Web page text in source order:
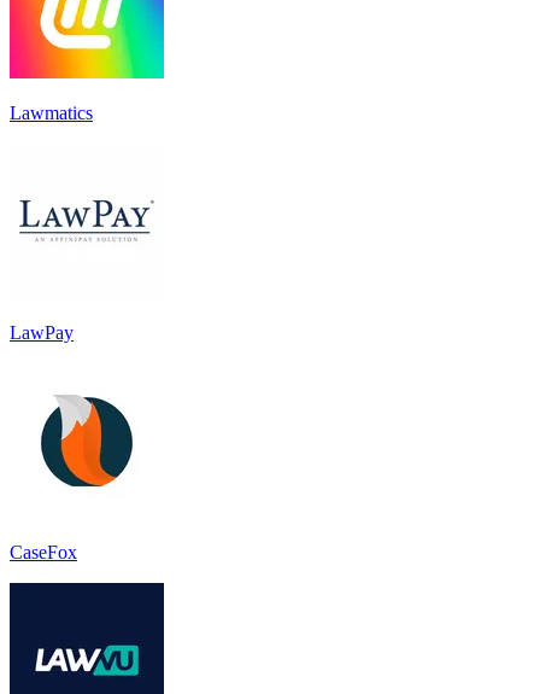
Lawmatics
LawPay
CaseFox